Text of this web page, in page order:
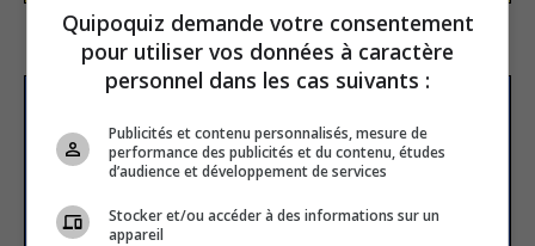
S’inscrire à la newsletter
E-mail
Quipoquiz demande votre consentement
pour utiliser vos données à caractère
personnel dans les cas suivants :
Publicités et contenu personnalisés, mesure de
performance des publicités et du contenu, études
d’audience et développement de services
Stocker et/ou accéder à des informations sur un
appareil